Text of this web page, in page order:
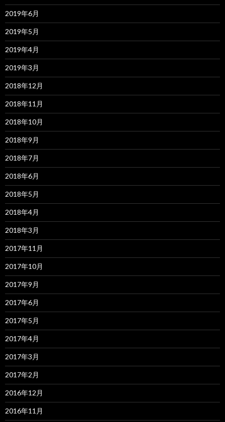
2019年6月
2019年5月
2019年4月
2019年3月
2018年12月
2018年11月
2018年10月
2018年9月
2018年7月
2018年6月
2018年5月
2018年4月
2018年3月
2017年11月
2017年10月
2017年9月
2017年6月
2017年5月
2017年4月
2017年3月
2017年2月
2016年12月
2016年11月